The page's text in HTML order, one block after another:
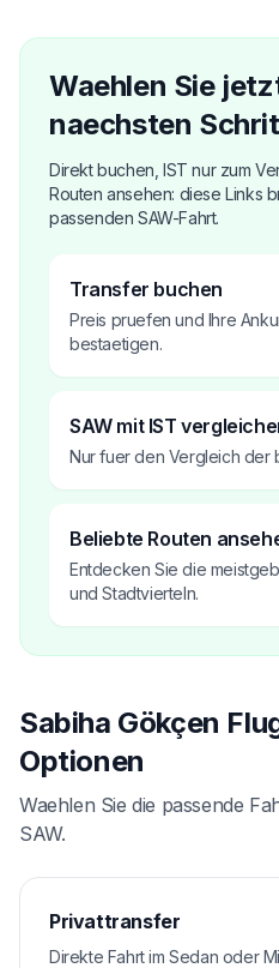
Waehlen Sie
naechsten
Direkt buchen, IST nur zum
Routen ansehen: diese Links
passenden SAW-Fahrt.
Transfer buchen
Preis pruefen und Ihre
bestaetigen.
SAW mit IST
Nur fuer den Vergleich der
Beliebte Routen
Entdecken Sie die
und Stadtvierteln.
Sabiha Gökçen
Optionen
Waehlen Sie die passende
SAW.
Privattransfer
Direkte Fahrt im Sedan oder